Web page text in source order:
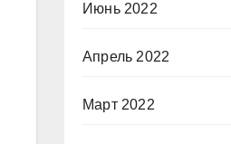
Июнь 2022
Апрель 2022
Март 2022